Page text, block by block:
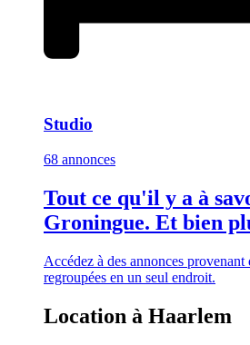
Studio
68 annonces
Tout ce qu'il y a à
Groningue. Et bien
Accédez à des annonces provenant
regroupées en un seul endroit.
Location à Haarlem